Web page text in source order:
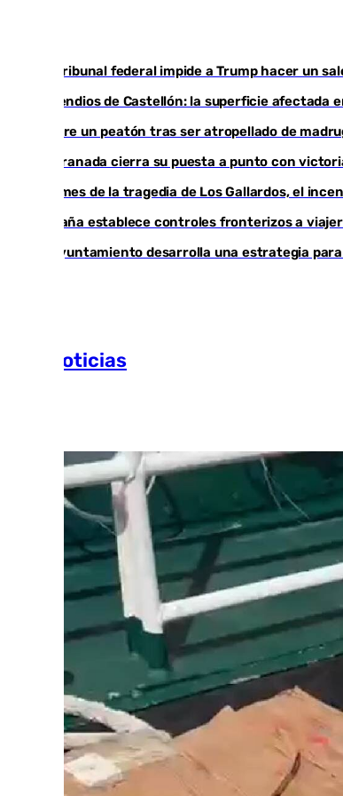
Un tribunal federal impide a Trump hacer un
Incendios de Castellón: la superficie afectada
Muere un peatón tras ser atropellado de
El Granada cierra su puesta a punto con
Un mes de la tragedia de Los Gallardos, el
España establece controles fronterizos a
El Ayuntamiento desarrolla una estrategia
Más noticias